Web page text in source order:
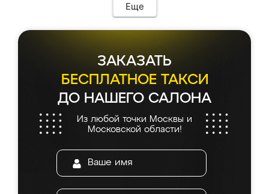
Еще
ЗАКАЗАТЬ
БЕСПЛАТНОЕ ТАКСИ
ДО НАШЕГО САЛОНА
Из любой точки Москвы и
Московской области!